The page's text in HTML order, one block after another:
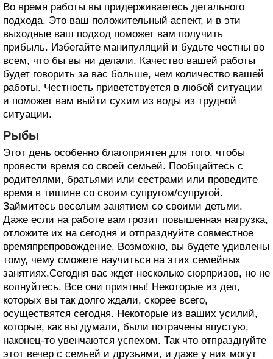
Во время работы вы придерживаетесь детального
подхода. Это ваш положительный аспект, и в эти
выходные ваш подход поможет вам получить
прибыль. Избегайте манипуляций и будьте честны во
всем, что бы вы ни делали. Качество вашей работы
будет говорить за вас больше, чем количество вашей
работы. Честность приветствуется в любой ситуации
и поможет вам выйти сухим из воды из трудной
ситуации.
Рыбы
Этот день особенно благоприятен для того, чтобы
провести время со своей семьей. Пообщайтесь с
родителями, братьями или сестрами или проведите
время в тишине со своим супругом/супругой.
Займитесь веселым занятием со своими детьми.
Даже если на работе вам грозит повышенная нагрузка,
отложите их на сегодня и отпразднуйте совместное
времяпрепровождение. Возможно, вы будете удивлены
тому, чему сможете научиться на этих семейных
занятиях.Сегодня вас ждет несколько сюрпризов, но не
волнуйтесь. Все они приятны! Некоторые из дел,
которых вы так долго ждали, скорее всего,
осуществятся сегодня. Некоторые из ваших усилий,
которые, как вы думали, были потрачены впустую,
наконец-то увенчаются успехом. Так что отпразднуйте
этот вечер с семьей и друзьями, и даже у них могут